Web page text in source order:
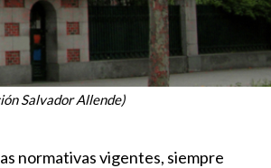
Salvador Allende)
normativas vigentes, siempre